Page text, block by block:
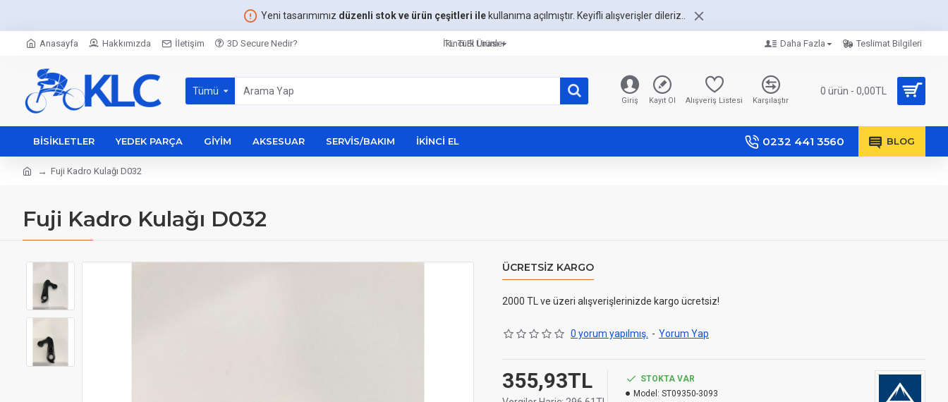
Yeni tasarımımız düzenli stok ve ürün çeşitleri ilekullanıma açılmıştır. Keyifli alışverişler dileriz..
Anasayfa Hakkımızda İletişim 3D Secure Nedir? İkinci El Ürünler
TL Türk Lirası Daha Fazla Teslimat Bilgileri
Tümü
Giriş Kayıt Ol Alışveriş Listesi Karşılaştır
0 ürün - 0,00TL
BISIKLETLER YEDEK PARÇA GIYIM AKSESUAR SERVIS/BAKIM İKINCI EL 0232 441 3560 BLOG
Fuji Kadro Kulağı D032
Fuji Kadro Kulağı D032
ÜCRETSIZ KARGO
2000 TL ve üzeri alışverişlerinizde kargo ücretsiz!
0 yorum yapılmış. - Yorum Yap
355,93TL
STOKTA VAR
Model: ST09350-3093